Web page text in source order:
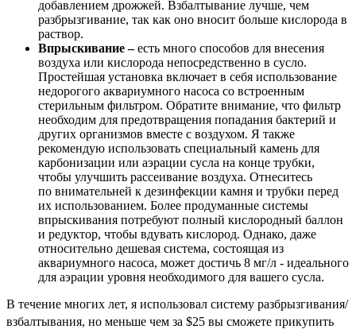
добавлением дрожжей. Взбалтывание лучше, чем
разбрызгивание, так как оно вносит больше кислорода в
раствор.
Впрыскивание –есть много способов для внесения
воздуха или кислорода непосредственно в сусло.
Простейшая установка включает в себя использование
недорогого аквариумного насоса со встроенным
стерильным фильтром. Обратите внимание, что фильтр
необходим для предотвращения попадания бактерий и
других организмов вместе с воздухом. Я также
рекомендую использовать специальный камень для
карбонизации или аэрации сусла на конце трубки,
чтобы улучшить рассеивание воздуха. Отнеситесь
по внимательней к дезинфекции камня и трубки перед
их использованием. Более продуманные системы
впрыскивания потребуют полный кислородный баллон
и редуктор, чтобы вдувать кислород. Однако, даже
относительно дешевая система, состоящая из
аквариумного насоса, может достичь 8 мг/л - идеального
для аэрации уровня необходимого для вашего сусла.
В течение многих лет, я использовал систему разбрызгивания/
взбалтывания, но меньше чем за $25 вы сможете прикупить